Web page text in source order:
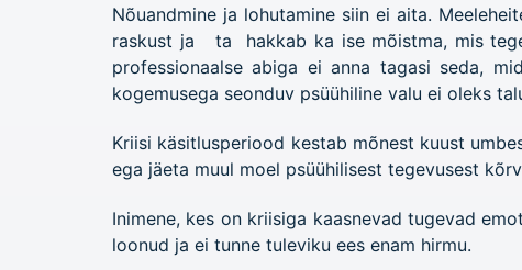
Nõuandmine ja lohutamine siin ei aita.
raskust ja ta hakkab ka ise mõistma, mis
professionaalse abiga ei anna tagasi seda,
kogemusega seonduv psüühiline valu ei oleks
Kriisi käsitlusperiood kestab mõnest kuust
ega jäeta muul moel psüühilisest tegevusest
Inimene, kes on kriisiga kaasnevad tugevad
loonud ja ei tunne tuleviku ees enam hirmu.